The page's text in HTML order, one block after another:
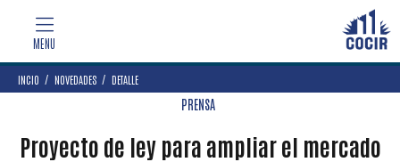
INCIO NOVEDADES DETALLE
PRENSA
Proyecto de ley para ampliar el mercado